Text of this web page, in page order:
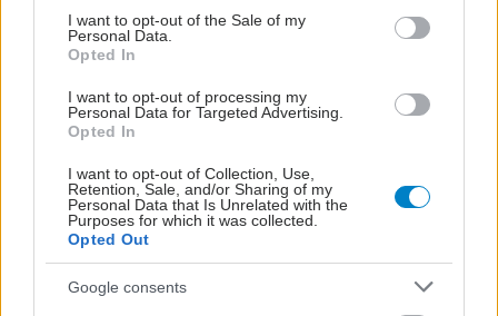
consent section.
I want to opt-out of the Sale of my
Personal Data.
Opted In
I want to opt-out of processing my
Personal Data for Targeted Advertising.
Opted In
I want to opt-out of Collection, Use,
Retention, Sale, and/or Sharing of my
Personal Data that Is Unrelated with the
Purposes for which it was collected.
Opted Out
Google consents